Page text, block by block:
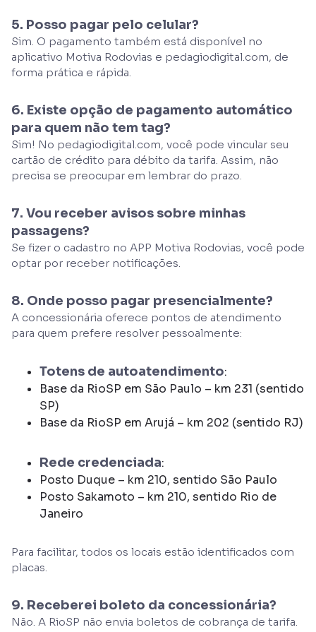
5. Posso pagar pelo celular?
Sim. O pagamento também está disponível no
aplicativo Motiva Rodovias e pedagiodigital.com, de
forma prática e rápida.
6. Existe opção de pagamento automático
para quem não tem tag?
Sim! No pedagiodigital.com, você pode vincular seu
cartão de crédito para débito da tarifa. Assim, não
precisa se preocupar em lembrar do prazo.
7. Vou receber avisos sobre minhas
passagens?
Se fizer o cadastro no APP Motiva Rodovias, você pode
optar por receber notificações.
8. Onde posso pagar presencialmente?
A concessionária oferece pontos de atendimento
para quem prefere resolver pessoalmente:
Totens de autoatendimento:
Base da RioSP em São Paulo – km 231 (sentido
SP)
Base da RioSP em Arujá – km 202 (sentido RJ)
Rede credenciada:
Posto Duque – km 210, sentido São Paulo
Posto Sakamoto – km 210, sentido Rio de
Janeiro
Para facilitar, todos os locais estão identificados com
placas.
9. Receberei boleto da concessionária?
Não. A RioSP não envia boletos de cobrança de tarifa.